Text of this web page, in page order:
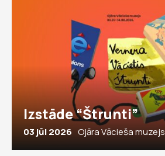
Izstāde “Štrunti”
03 jūl 2026 Ojāra Vācieša muzejs